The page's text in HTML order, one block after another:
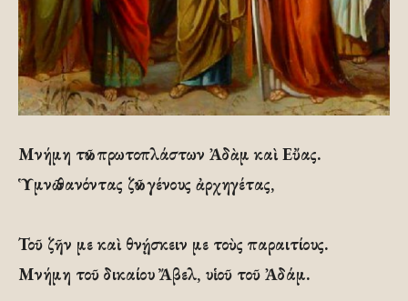
Μνήμη τῶν πρωτοπλάστων Ἀδὰμ καὶ Εὔας.
Ὑμνῶ θανόντας ζῶν γένους ἀρχηγέτας,
Τοῦ ζῆν με καὶ θνῄσκειν με τοὺς παραιτίους.
Μνήμη τοῦ δικαίου Ἄβελ, υἱοῦ τοῦ Ἀδάμ.